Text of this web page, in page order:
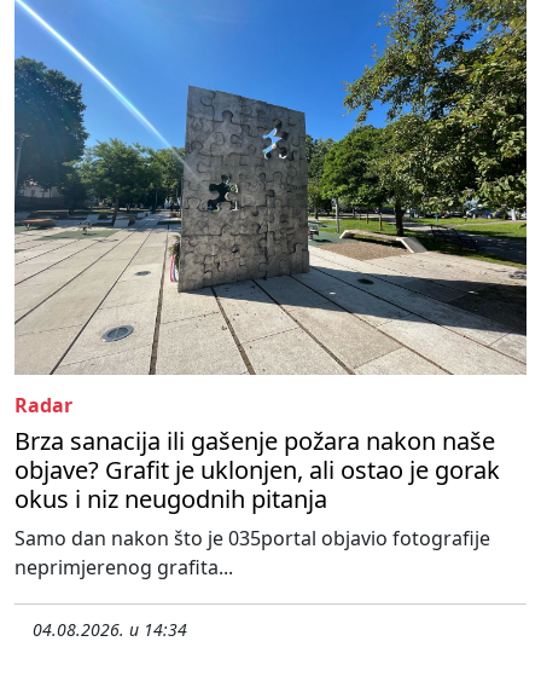
Radar
Brza sanacija ili gašenje požara nakon naše
objave? Grafit je uklonjen, ali ostao je gorak
okus i niz neugodnih pitanja
Samo dan nakon što je 035portal objavio fotografije
neprimjerenog grafita...
04.08.2026. u 14:34